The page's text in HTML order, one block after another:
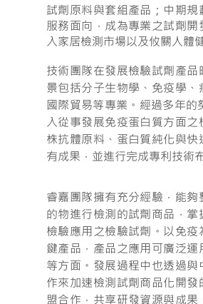
試劑原料與套組產品；中期
服務面向，成為專業之試劑
入家居檢測市場以及攸關人體
技術團隊在發展檢驗試劑產
景包括分子生物學、免疫學
國際貿易等專業。經過多年的
入從事發展免疫蛋白質方面
株抗體原料、蛋白質純化與
有成果，並進行完成專利技術
睿嘉團隊擁有充分經驗，能
的物進行檢測的試劑商品，
檢驗應用之檢驗試劑。以免
鍵產品，產品之應用可廣泛
等方面。發展過程中也透過
作來加速檢測試劑商品化開
盟合作，共享研發資源與成